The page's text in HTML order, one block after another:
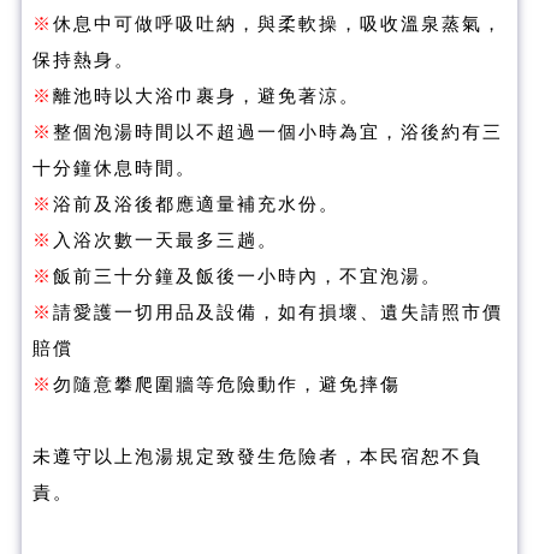
※ 休息中可做呼吸吐納，與柔軟操，吸收溫泉蒸氣，
保持熱身。
※ 離池時以大浴巾裹身，避免著涼。
※ 整個泡湯時間以不超過一個小時為宜，浴後約有三
十分鐘休息時間。
※ 浴前及浴後都應適量補充水份。
※ 入浴次數一天最多三趟。
※ 飯前三十分鐘及飯後一小時內，不宜泡湯。
※ 請愛護一切用品及設備，如有損壞、遺失請照市價
賠償
※ 勿隨意攀爬圍牆等危險動作，避免摔傷
未遵守以上泡湯規定致發生危險者，本民宿恕不負
責。